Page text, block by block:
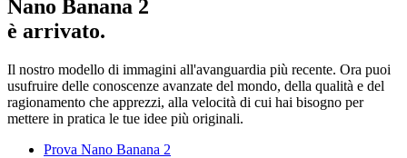
Nano Banana 2
è arrivato.
Il nostro modello di immagini all'avanguardia più recente. Ora puoi
usufruire delle conoscenze avanzate del mondo, della qualità e del
ragionamento che apprezzi, alla velocità di cui hai bisogno per
mettere in pratica le tue idee più originali.
Prova Nano Banana 2